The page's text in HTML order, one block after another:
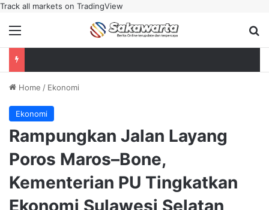
Track all markets on TradingView
Menu
Home / Ekonomi
Ekonomi
Rampungkan Jalan Layang
Poros Maros–Bone,
Kementerian PU Tingkatkan